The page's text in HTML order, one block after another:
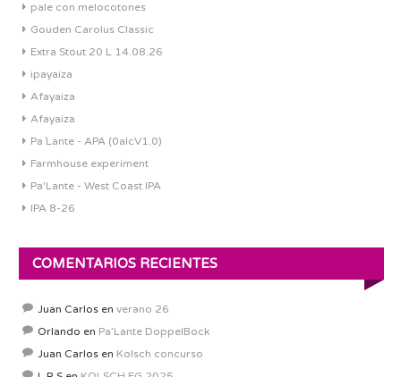
pale con melocotones
Gouden Carolus Classic
Extra Stout 20 L 14.08.26
ipayaiza
Afayaiza
Afayaiza
Pa´Lante - APA (0alcV1.0)
Farmhouse experiment
Pa'Lante - West Coast IPA
IPA 8-26
COMENTARIOS RECIENTES
Juan Carlos en verano 26
Orlando en Pa’Lante DoppelBock
Juan Carlos en Kolsch concurso